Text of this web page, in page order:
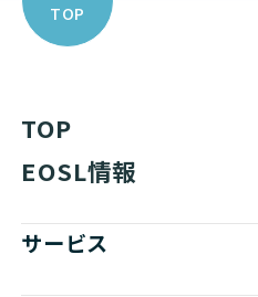
TOP
TOP
EOSL情報
サービス